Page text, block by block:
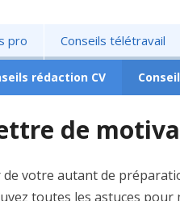
pro Conseils télétravail
rédaction CV
de
votre autant de
toutes les astuces pour